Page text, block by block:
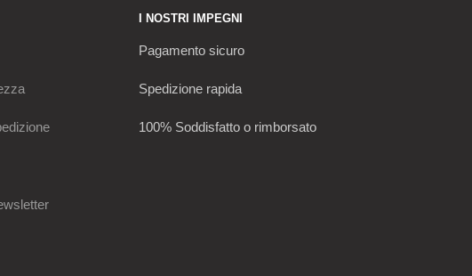
I NOSTRI IMPEGNI
Pagamento sicuro
Spedizione rapida
100% Soddisfatto o rimborsato